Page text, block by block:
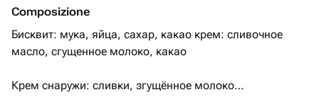
Composizione
Бисквит: мука, яйца, сахар, какао крем: сливочное
масло, сгущенное молоко, какао
Крем снаружи: сливки, згущённое молоко